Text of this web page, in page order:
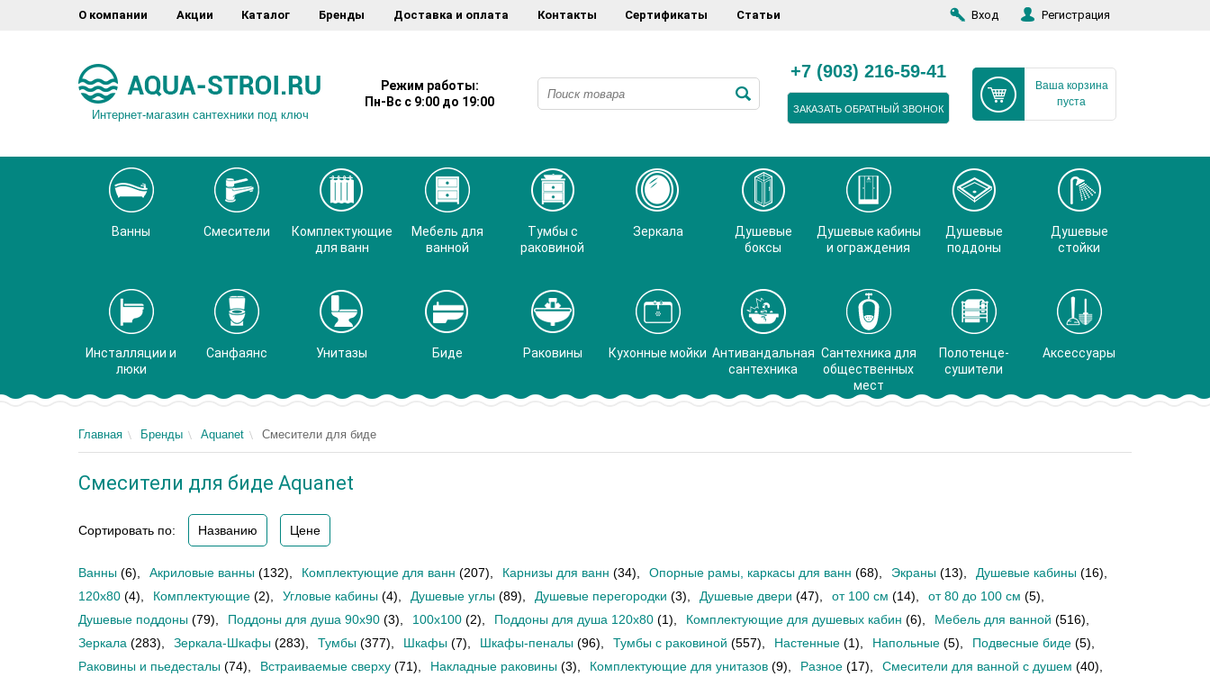
О компании Акции Каталог Бренды Доставка и оплата Контакты Сертификаты Статьи Вход Регистрация
Интернет-магазин сантехники под ключ
Режим работы:
Пн-Вс с 9:00 до 19:00
+7 (903) 216-59-41
ЗАКАЗАТЬ ОБРАТНЫЙ ЗВОНОК
Ваша корзина
пуста
Ванны Смесители
Комплектующие
для ванн
Мебель для
ванной
Тумбы с
раковиной
Зеркала
Душевые
боксы
Душевые кабины
и ограждения
Душевые
поддоны
Душевые
стойки
Инсталляции и
люки
Санфаянс Унитазы Биде Раковины Кухонные мойки Антивандальная
сантехника
Сантехника для
общественных
мест
Полотенце-
сушители
Аксессуары
Главная Бренды Aquanet Смесители для биде
Смесители для биде Aquanet
Сортировать по: Названию Цене
Ванны (6) Акриловые ванны (132) Комплектующие для ванн (207) Карнизы для ванн (34) Опорные рамы, каркасы для ванн (68) Экраны (13) Душевые кабины (16)
120х80 (4) Комплектующие (2) Угловые кабины (4) Душевые углы (89) Душевые перегородки (3) Душевые двери (47) от 100 см (14) от 80 до 100 см (5)
Душевые поддоны (79) Поддоны для душа 90х90 (3) 100x100 (2) Поддоны для душа 120х80 (1) Комплектующие для душевых кабин (6) Мебель для ванной (516)
Зеркала (283) Зеркала-Шкафы (283) Тумбы (377) Шкафы (7) Шкафы-пеналы (96) Тумбы с раковиной (557) Настенные (1) Напольные (5) Подвесные биде (5)
Раковины и пьедесталы (74) Встраиваемые сверху (71) Накладные раковины (3) Комплектующие для унитазов (9) Разное (17) Смесители для ванной с душем (40)